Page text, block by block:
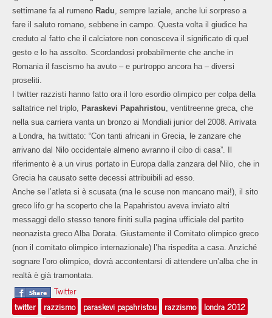
settimane fa al rumeno Radu , sempre laziale, anche lui sorpreso a
fare il saluto romano, sebbene in campo. Questa volta il giudice ha
creduto al fatto che il calciatore non conosceva il significato di quel
gesto e lo ha assolto. Scordandosi probabilmente che anche in
Romania il fascismo ha avuto – e purtroppo ancora ha – diversi
proseliti.
I twitter razzisti hanno fatto ora il loro esordio olimpico per colpa della
saltatrice nel triplo, Paraskevi Papahristou , ventitreenne greca, che
nella sua carriera vanta un bronzo ai Mondiali junior del 2008. Arrivata
a Londra, ha twittato: “Con tanti africani in Grecia, le zanzare che
arrivano dal Nilo occidentale almeno avranno il cibo di casa”. Il
riferimento è a un virus portato in Europa dalla zanzara del Nilo, che in
Grecia ha causato sette decessi attribuibili ad esso.
Anche se l’atleta si è scusata (ma le scuse non mancano mai!), il sito
greco lifo.gr ha scoperto che la Papahristou aveva inviato altri
messaggi dello stesso tenore finiti sulla pagina ufficiale del partito
neonazista greco Alba Dorata. Giustamente il Comitato olimpico greco
(non il comitato olimpico internazionale) l’ha rispedita a casa. Anziché
sognare l’oro olimpico, dovrà accontentarsi di attendere un’alba che in
realtà è già tramontata.
Twitter
twitter
razzismo paraskevi papahristou razzismo
londra 2012